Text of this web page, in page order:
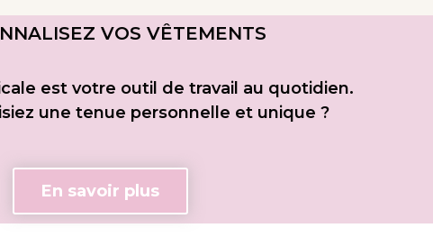
VOS VÊTEMENTS
est votre outil de travail au quotidien.
une tenue personnelle et unique ?
En savoir plus